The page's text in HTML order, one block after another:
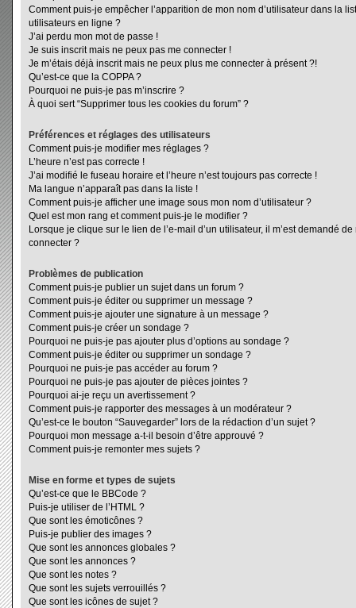
Comment puis-je empêcher l’apparition de mon nom d’utilisateur dans la
utilisateurs en ligne ?
J’ai perdu mon mot de passe !
Je suis inscrit mais ne peux pas me connecter !
Je m’étais déjà inscrit mais ne peux plus me connecter à présent ?!
Qu’est-ce que la COPPA ?
Pourquoi ne puis-je pas m’inscrire ?
À quoi sert “Supprimer tous les cookies du forum” ?
Préférences et réglages des utilisateurs
Comment puis-je modifier mes réglages ?
L’heure n’est pas correcte !
J’ai modifié le fuseau horaire et l’heure n’est toujours pas correcte !
Ma langue n’apparaît pas dans la liste !
Comment puis-je afficher une image sous mon nom d’utilisateur ?
Quel est mon rang et comment puis-je le modifier ?
Lorsque je clique sur le lien de l’e-mail d’un utilisateur, il m’est demandé de
connecter ?
Problèmes de publication
Comment puis-je publier un sujet dans un forum ?
Comment puis-je éditer ou supprimer un message ?
Comment puis-je ajouter une signature à un message ?
Comment puis-je créer un sondage ?
Pourquoi ne puis-je pas ajouter plus d’options au sondage ?
Comment puis-je éditer ou supprimer un sondage ?
Pourquoi ne puis-je pas accéder au forum ?
Pourquoi ne puis-je pas ajouter de pièces jointes ?
Pourquoi ai-je reçu un avertissement ?
Comment puis-je rapporter des messages à un modérateur ?
Qu’est-ce le bouton “Sauvegarder” lors de la rédaction d’un sujet ?
Pourquoi mon message a-t-il besoin d’être approuvé ?
Comment puis-je remonter mes sujets ?
Mise en forme et types de sujets
Qu’est-ce que le BBCode ?
Puis-je utiliser de l’HTML ?
Que sont les émoticônes ?
Puis-je publier des images ?
Que sont les annonces globales ?
Que sont les annonces ?
Que sont les notes ?
Que sont les sujets verrouillés ?
Que sont les icônes de sujet ?